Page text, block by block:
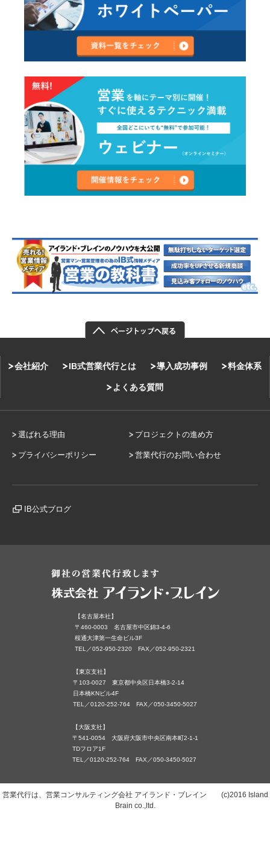
会社紹介 IB式営業代行とは 導入成功事例 料金体系
よくある質問
選ばれる理由 プロジェクトの進め方
プライバシーポリシー 営業代行のお問い合わせ
IB公式ブログ
【名古屋本社】
〒460-0003 名古屋市中区錦3-4-6
桜通大津第一生命ビル3F
TEL／052-950-2320 FAX／052-950-2321
【東京支社】
〒103-0027 東京都中央区日本橋3-2-14
日本橋KNビル4F
TEL／0120-252-764 FAX／050-3450-5027
【大阪支社】
〒541-0054 大阪府大阪市中央区南本町2-1-1
TDフロア1F
TEL／0120-252-764 FAX／050-3450-5027
営業代行は、営業コンサルティング会社 アイランド・ブレイン (c)2016 Island
Brain co.,ltd.